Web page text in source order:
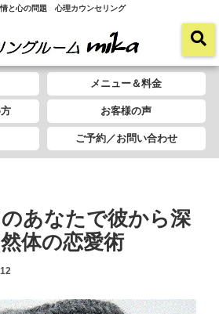
と心の問題 心理カウンセリング
メニュー＆料金
お客様の声
ご予約／お問い合わせ
あなたで彼から深
体の恋愛術